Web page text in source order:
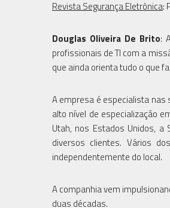
Revista Segurança Eletrônica:
Douglas Oliveira De Brito:
profissionais de TI com a
que ainda orienta tudo o que
A empresa é especialista
alto nível de especialização
Utah, nos Estados Unidos,
diversos clientes. Vários
independentemente do local.
A companhia vem
duas décadas.